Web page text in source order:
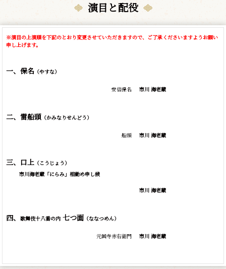
演目と配役
※演目の上演順を下記のとおり変更させていただきますので、ご了承くださいますようお願い
申し上げます。
一、保名（やすな）
安倍保名 市川 海老蔵
二、雷船頭（かみなりせんどう）
船頭 市川 海老蔵
三、口上（こうじょう）
市川海老蔵「にらみ」相勤め申し候
市川 海老蔵
四、 歌舞伎十八番の内七つ面（ななつめん）
元興寺赤右衛門 市川 海老蔵